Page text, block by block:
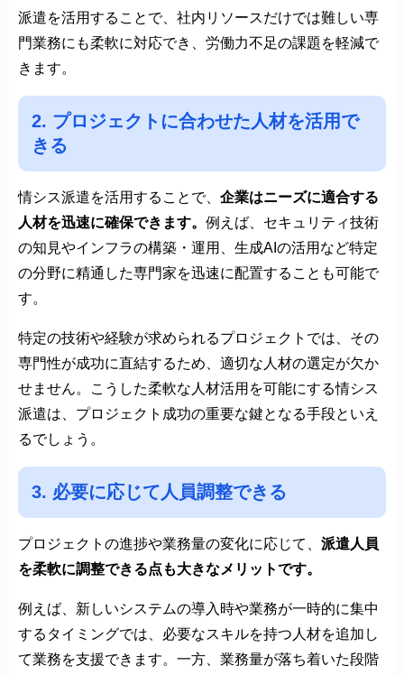
派遣を活用することで、社内リソースだけでは難しい専
門業務にも柔軟に対応でき、労働力不足の課題を軽減で
きます。
2. プロジェクトに合わせた人材を活用で
きる
情シス派遣を活用することで、 企業はニーズに適合する
人材を迅速に確保できます。 例えば、セキュリティ技術
の知見やインフラの構築・運用、生成AIの活用など特定
の分野に精通した専門家を迅速に配置することも可能で
す。
特定の技術や経験が求められるプロジェクトでは、その
専門性が成功に直結するため、適切な人材の選定が欠か
せません。こうした柔軟な人材活用を可能にする情シス
派遣は、プロジェクト成功の重要な鍵となる手段といえ
るでしょう。
3. 必要に応じて人員調整できる
プロジェクトの進捗や業務量の変化に応じて、 派遣人員
を柔軟に調整できる点も大きなメリットです。
例えば、新しいシステムの導入時や業務が一時的に集中
するタイミングでは、必要なスキルを持つ人材を追加し
て業務を支援できます。一方、業務量が落ち着いた段階